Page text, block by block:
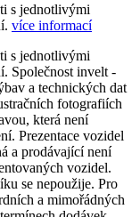
s jednotlivými
více informací
s jednotlivými
Společnost invelt -
a technických dat
fotografiích
která není
Prezentace vozidel
a prodávající není
vozidel.
se nepoužije. Pro
a mimořádných